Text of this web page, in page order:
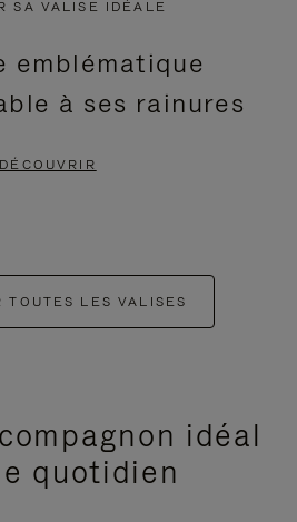
SA VALISE IDÉALE
emblématique
à ses rainures
DÉCOUVRIR
TOUTES LES VALISES
idéal
quotidien